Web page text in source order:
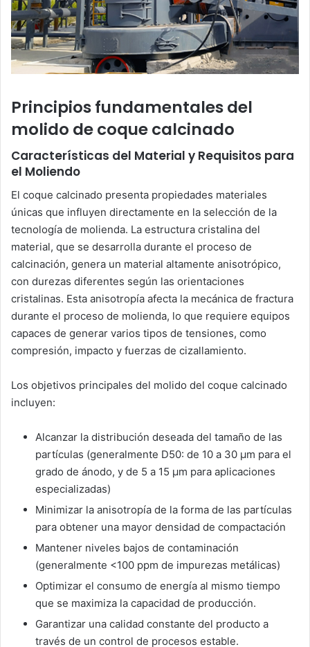
Principios fundamentales del
molido de coque calcinado
Características del Material y Requisitos para
el Moliendo
El coque calcinado presenta propiedades materiales
únicas que influyen directamente en la selección de la
tecnología de molienda. La estructura cristalina del
material, que se desarrolla durante el proceso de
calcinación, genera un material altamente anisotrópico,
con durezas diferentes según las orientaciones
cristalinas. Esta anisotropía afecta la mecánica de fractura
durante el proceso de molienda, lo que requiere equipos
capaces de generar varios tipos de tensiones, como
compresión, impacto y fuerzas de cizallamiento.
Los objetivos principales del molido del coque calcinado
incluyen:
Alcanzar la distribución deseada del tamaño de las
partículas (generalmente D50: de 10 a 30 µm para el
grado de ánodo, y de 5 a 15 µm para aplicaciones
especializadas)
Minimizar la anisotropía de la forma de las partículas
para obtener una mayor densidad de compactación
Mantener niveles bajos de contaminación
(generalmente <100 ppm de impurezas metálicas)
Optimizar el consumo de energía al mismo tiempo
que se maximiza la capacidad de producción.
Garantizar una calidad constante del producto a
través de un control de procesos estable.